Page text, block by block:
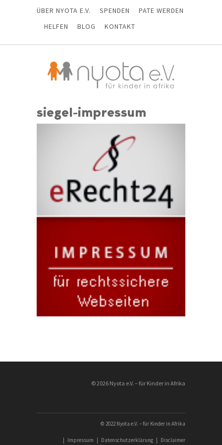
ÜBER NYOTA E.V. SPENDEN
PATE WERDEN
HELFEN
BLOG KONTAKT
siegel-impressum
© 2026 Nyota e.V. – für Kinder in Afrika
© 2022 Nyota e.V. – für Kinder in Afrika
| Impressum | Datenschutzerklärung | Disclaimer